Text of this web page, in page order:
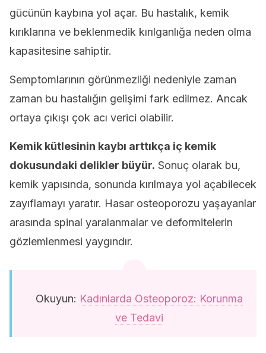
gücünün kaybına yol açar. Bu hastalık, kemik
kırıklarına ve beklenmedik kırılganlığa neden olma
kapasitesine sahiptir.
Semptomlarının görünmezliği nedeniyle zaman
zaman bu hastalığın gelişimi fark edilmez. Ancak
ortaya çıkışı çok acı verici olabilir.
Kemik kütlesinin kaybı arttıkça iç kemik
dokusundaki delikler büyür. Sonuç olarak bu,
kemik yapısında, sonunda kırılmaya yol açabilecek
zayıflamayı yaratır. Hasar osteoporozu yaşayanlar
arasında spinal yaralanmalar ve deformitelerin
gözlemlenmesi yaygındır.
Okuyun: Kadınlarda Osteoporoz: Korunma
ve Tedavi